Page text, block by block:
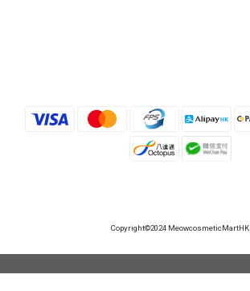
Copyright©2024 MeowcosmeticMartHK